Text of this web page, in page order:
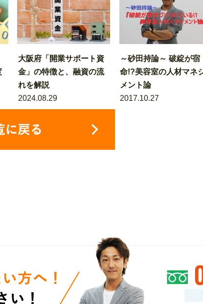
大阪府「開業サポート資
金」の特徴と、融資の流
れを解説
2024.08.29
～砂田持論～ 破綻が宿
命!?美容室の人材マネ
メント論
2017.10.27